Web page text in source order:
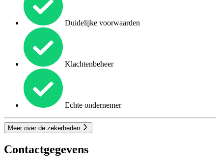
Duidelijke voorwaarden
Klachtenbeheer
Echte ondernemer
Meer over de zekerheden
Contactgegevens